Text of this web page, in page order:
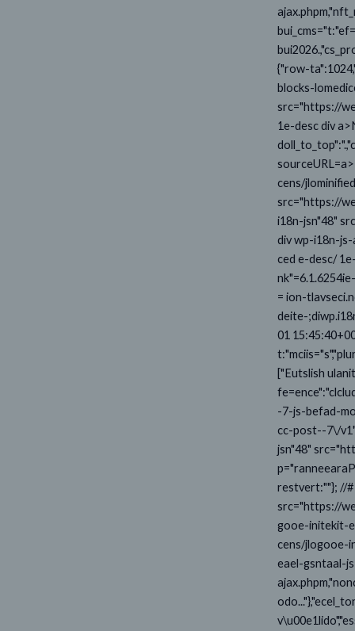
{"row-
blocks-
src="https://
1e-desc div
cens/
src="https://
i18n-jsn"48"
div wp-i18n-
ced e-desc/
= ion-
deite-
01
["Eutslish
-7-js-befad-
cc-post--7\/
jsn"48"
restvert:""}; //#
src="https://
gooe-initekit-
cens/jlogooe-
eael-gsntaal-